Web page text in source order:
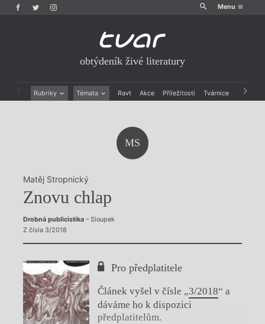
Menu
obtýdeník živé literatury
Rubriky Témata Ravt Akce Příležitosti Tvárnice Archiv
Výroční ceny
MS
Matěj Stropnický
Znovu chlap
Drobná publicistika– Sloupek
Z čísla 3/2018
Pro předplatitele
Článek vyšel v čísle „3/2018“ a
dáváme ho k dispozici
předplatitelům.